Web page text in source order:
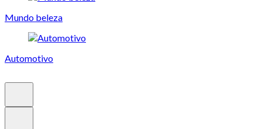
Mundo beleza
Automotivo